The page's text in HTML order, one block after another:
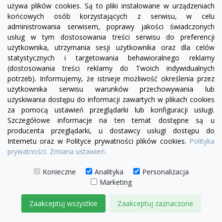
Fotel Cussion |sofa modułowa - moduł prosty S
używa plików cookies. Są to pliki instalowane w urządzeniach
końcowych osób korzystających z serwisu, w celu
administrowania serwisem, poprawy jakości świadczonych
usług w tym dostosowania treści serwisu do preferencji
użytkownika, utrzymania sesji użytkownika oraz dla celów
statystycznych i targetowania behawioralnego reklamy
(dostosowania treści reklamy do Twoich indywidualnych
potrzeb). Informujemy, że istnieje możliwość określenia przez
użytkownika serwisu warunków przechowywania lub
uzyskiwania dostępu do informacji zawartych w plikach cookies
za pomocą ustawień przeglądarki lub konfiguracji usługi.
Szczegółowe informacje na ten temat dostępne są u
producenta przeglądarki, u dostawcy usługi dostępu do
Internetu oraz w Polityce prywatności plików cookies. Polityka
prywatności. Zmiana ustawień.
Konieczne Analityka
Personalizacja
Marketing
Zaakceptuj wszystkie Zaakceptuj zaznaczone